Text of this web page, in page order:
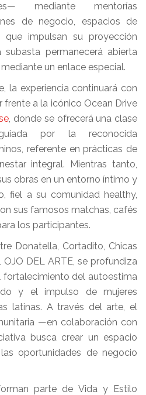
mediante mentorías
de negocio, espacios de
que impulsan su proyección
permanecerá abierta
un enlace especial.
la experiencia continuará con
frente a la icónico Ocean Drive
, donde se ofrecerá una clase
por la reconocida
referente en prácticas de
integral. Mientras tanto,
obras en un entorno íntimo y
fiel a su comunidad healthy,
sus famosos matchas, cafés
los participantes.
Donatella, Cortadito, Chicas
DEL ARTE, se profundiza
fortalecimiento del autoestima
y el impulso de mujeres
latinas. A través del arte, el
—en colaboración con
busca crear un espacio
oportunidades de negocio
parte de Vida y Estilo